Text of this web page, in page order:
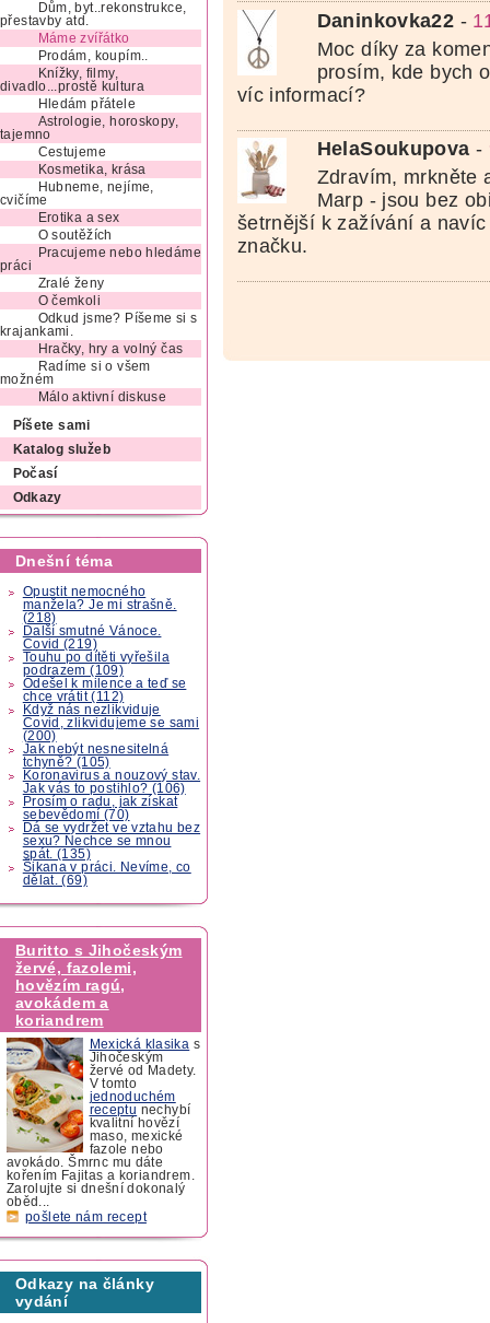
Dům, byt..rekonstrukce,
přestavby atd.
Máme zvířátko
Prodám, koupím..
Knížky, filmy,
divadlo...prostě kultura
Hledám přátele
Astrologie, horoskopy,
tajemno
Cestujeme
Kosmetika, krása
Hubneme, nejíme,
cvičíme
Erotika a sex
O soutěžích
Pracujeme nebo hledáme
práci
Zralé ženy
O čemkoli
Odkud jsme? Píšeme si s
krajankami.
Hračky, hry a volný čas
Radíme si o všem
možném
Málo aktivní diskuse
Píšete sami
Katalog služeb
Počasí
Odkazy
Dnešní téma
Opustit nemocného
manžela? Je mi strašně.
(218)
Další smutné Vánoce.
Covid (219)
Touhu po dítěti vyřešila
podrazem (109)
Odešel k milence a teď se
chce vrátit (112)
Když nás nezlikviduje
Covid, zlikvidujeme se sami
(200)
Jak nebýt nesnesitelná
tchyně? (105)
Koronavirus a nouzový stav.
Jak vás to postihlo? (106)
Prosím o radu, jak získat
sebevědomí (70)
Dá se vydržet ve vztahu bez
sexu? Nechce se mnou
spát. (135)
Šikana v práci. Nevíme, co
dělat. (69)
Buritto s Jihočeským
žervé, fazolemi,
hovězím ragú,
avokádem a
koriandrem
Mexická klasika s
Jihočeským
žervé od Madety.
V tomto
jednoduchém
receptu nechybí
kvalitní hovězí
maso, mexické
fazole nebo
avokádo. Šmrnc mu dáte
kořením Fajitas a koriandrem.
Zarolujte si dnešní dokonalý
oběd...
pošlete nám recept
Odkazy na články
vydání
Daninkovka22 -
Moc díky za
prosím, kde bych
víc informací?
HelaSoukupova -
Zdravím, mrkněte
Marp - jsou bez
šetrnější k zažívání a
značku.